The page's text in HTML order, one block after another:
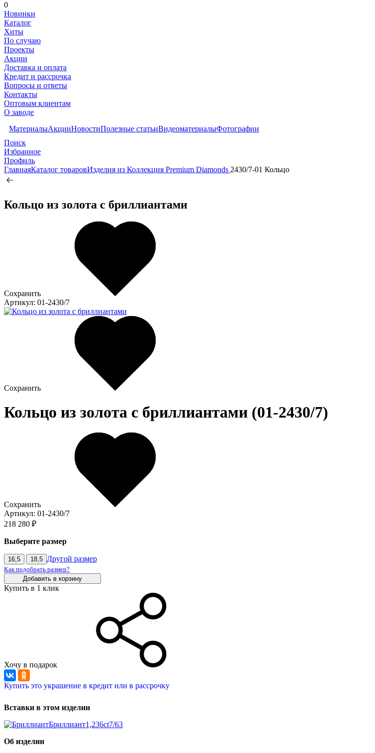
0
Новинки
Каталог
Хиты
По случаю
Проекты
Акции
Доставка и оплата
Кредит и рассрочка
Вопросы и ответы
Контакты
Оптовым клиентам
О заводе
МатериалыАкцииНовостиПолезные статьиВидеоматериалыФотографии
Поиск
Избранное
Профиль
ГлавнаяКаталог товаровИзделия из Коллекция Premium Diamonds 2430/7-01 Кольцо
Кольцо из золота c бриллиантами
Сохранить
Артикул: 01-2430/7
Сохранить
Кольцо из золота c бриллиантами (01-2430/7)
Сохранить
Артикул: 01-2430/7
218 280 ₽
Выберите размер
16,5 18,5 Другой размер
Как подобрать размер?
Добавить в корзину
Купить в 1 клик
Хочу в подарок
Купить это украшение в кредит или в рассрочку
Вставки в этом изделии
Бриллиант1,236ct7/63
Об изделии